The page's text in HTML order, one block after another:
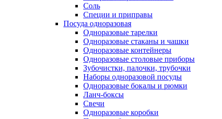
Соль
Специи и приправы
Посуда одноразовая
Одноразовые тарелки
Одноразовые стаканы и чашки
Одноразовые контейнеры
Одноразовые столовые приборы
Зубочистки, палочки, трубочки
Наборы одноразовой посуды
Одноразовые бокалы и рюмки
Ланч-боксы
Свечи
Одноразовые коробки